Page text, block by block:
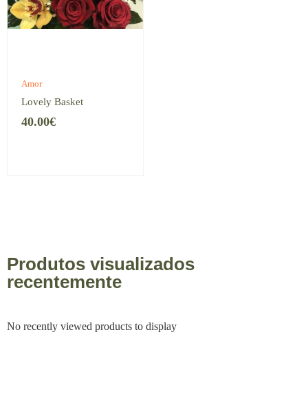
Amor
Lovely Basket
40.00€
Produtos visualizados
recentemente
No recently viewed products to display